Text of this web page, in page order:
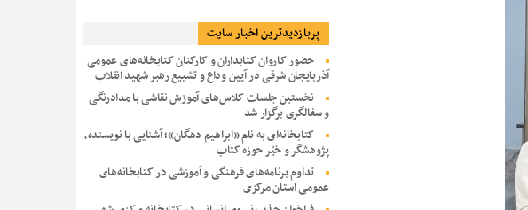
پربازديدترين اخبار سایت
حضور کاروان کتابداران و کارکنان کتابخانه‌های عمومی
آذربایجان شرقی در آیین وداع و تشییع رهبر شهید انقلاب
نخستین جلسات کلاس‌های آموزش نقاشی با مدادرنگی
و سفالگری برگزار شد
کتابخانه‌ای به نام «ابراهیم دهگان»؛ آشنایی با نویسنده،
پژوهشگر و خیّر حوزه کتاب
تداوم برنامه‌های فرهنگی و آموزشی در کتابخانه‌های
عمومی استان مرکزی